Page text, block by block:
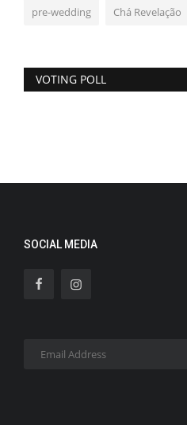
pre-wedding Chá Revelação
VOTING POLL
SOCIAL MEDIA